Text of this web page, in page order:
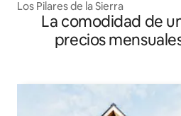
Los Pilares de la Sierra
La comodidad de
precios